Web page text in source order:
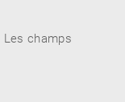
Les champs